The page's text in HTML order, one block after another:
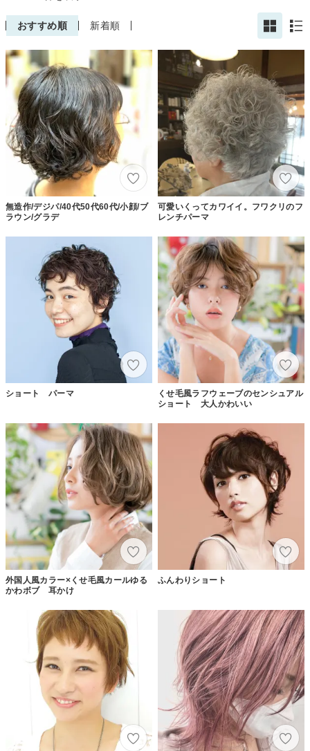
おすすめ順 新着順
無造作/デジパ/40代50代60代/小顔/ブ
ラウン/グラデ
可愛いくってカワイイ。フワクリのフ
レンチパーマ
ショート パーマ
くせ毛風ラフウェーブのセンシュアル
ショート 大人かわいい
外国人風カラー×くせ毛風カールゆる
かわボブ 耳かけ
ふんわりショート